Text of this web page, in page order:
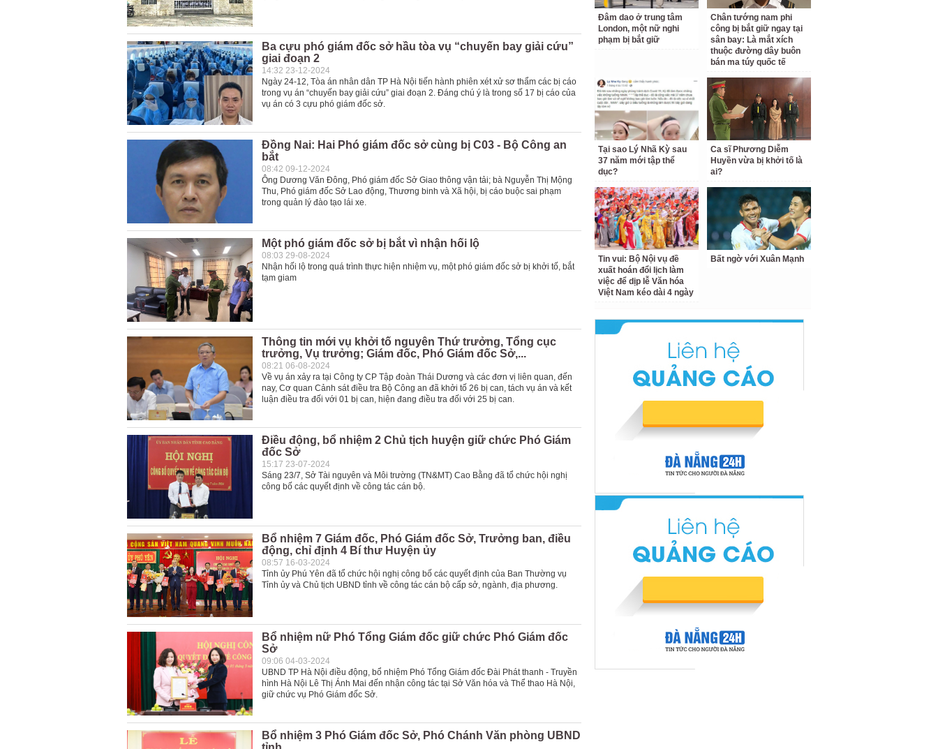
Ba cựu phó giám đốc sở hầu tòa vụ “chuyến bay giải cứu”
giai đoạn 2
14:32 23-12-2024
Ngày 24-12, Tòa án nhân dân TP Hà Nội tiến hành phiên xét xử sơ thẩm các bị cáo
trong vụ án “chuyến bay giải cứu” giai đoạn 2. Đáng chú ý là trong số 17 bị cáo của
vụ án có 3 cựu phó giám đốc sở.
Đồng Nai: Hai Phó giám đốc sở cùng bị C03 - Bộ Công an
bắt
08:42 09-12-2024
Ông Dương Văn Đông, Phó giám đốc Sở Giao thông vận tải; bà Nguyễn Thị Mộng
Thu, Phó giám đốc Sở Lao động, Thương binh và Xã hội, bị cáo buộc sai phạm
trong quản lý đào tạo lái xe.
Một phó giám đốc sở bị bắt vì nhận hối lộ
08:03 29-08-2024
Nhận hối lộ trong quá trình thực hiện nhiệm vụ, một phó giám đốc sở bị khởi tố, bắt
tạm giam
Thông tin mới vụ khởi tố nguyên Thứ trưởng, Tổng cục
trưởng, Vụ trưởng; Giám đốc, Phó Giám đốc Sở,...
08:21 06-08-2024
Về vụ án xảy ra tại Công ty CP Tập đoàn Thái Dương và các đơn vị liên quan, đến
nay, Cơ quan Cảnh sát điều tra Bộ Công an đã khởi tố 26 bị can, tách vụ án và kết
luận điều tra đối với 01 bị can, hiện đang điều tra đối với 25 bị can.
Điều động, bổ nhiệm 2 Chủ tịch huyện giữ chức Phó Giám
đốc Sở
15:17 23-07-2024
Sáng 23/7, Sở Tài nguyên và Môi trường (TN&MT) Cao Bằng đã tổ chức hội nghị
công bố các quyết định về công tác cán bộ.
Bổ nhiệm 7 Giám đốc, Phó Giám đốc Sở, Trưởng ban, điều
động, chỉ định 4 Bí thư Huyện ủy
08:57 16-03-2024
Tỉnh ủy Phú Yên đã tổ chức hội nghị công bố các quyết định của Ban Thường vụ
Tỉnh ủy và Chủ tịch UBND tỉnh về công tác cán bộ cấp sở, ngành, địa phương.
Bổ nhiệm nữ Phó Tổng Giám đốc giữ chức Phó Giám đốc
Sở
09:06 04-03-2024
UBND TP Hà Nội điều động, bổ nhiệm Phó Tổng Giám đốc Đài Phát thanh - Truyền
hình Hà Nội Lê Thị Ánh Mai đến nhận công tác tại Sở Văn hóa và Thể thao Hà Nội,
giữ chức vụ Phó Giám đốc Sở.
Bổ nhiệm 3 Phó Giám đốc Sở, Phó Chánh Văn phòng UBND
Đâm dao ở trung tâm
London, một nữ nghi
phạm bị bắt giữ
Chân tướng nam phi
công bị bắt giữ ngay tại
sân bay: Là mắt xích
thuộc đường dây buôn
bán ma túy quốc tế
Tại sao Lý Nhã Kỳ sau
37 năm mới tập thể
dục?
Ca sĩ Phương Diễm
Huyền vừa bị khởi tố là
ai?
Tin vui: Bộ Nội vụ đề
xuất hoán đổi lịch làm
việc để dịp lễ Văn hóa
Việt Nam kéo dài 4 ngày
Bất ngờ với Xuân Mạnh